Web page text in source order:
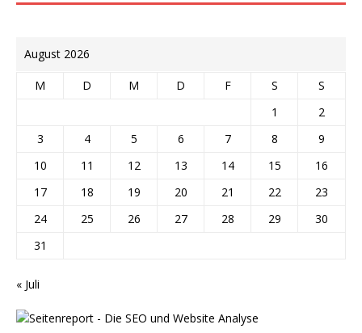
August 2026
M D M D F S
S
1
2
3
4 5 6 7 8
9
10
11 12 13 14 15
16
17
18 19 20 21 22
23
24
25 26 27 28 29
30
31
« Juli